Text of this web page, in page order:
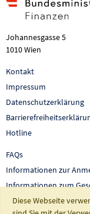
Johannesgasse 5
1010 Wien
Kontakt
Impressum
Datenschutzerklärung
Hotline
FAQs
Informationen zur
Informationen zum
Auswertungen und
Diese Webseite